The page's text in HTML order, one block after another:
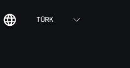
TÜRK